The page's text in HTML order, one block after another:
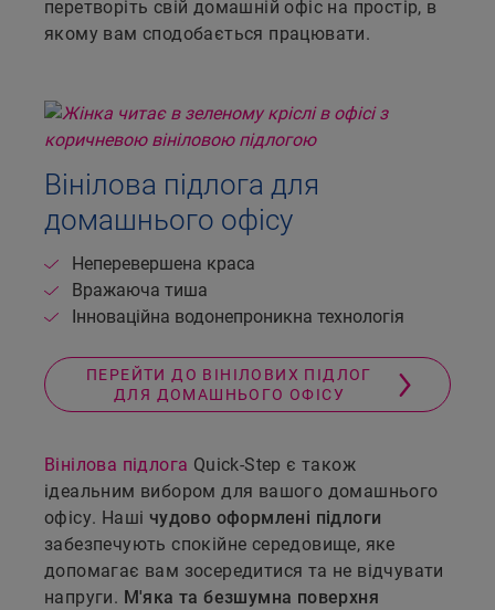
перетворіть свій домашній офіс на простір, в
якому вам сподобається працювати.
Вінілова підлога для
домашнього офісу
Неперевершена краса
Вражаюча тиша
Інноваційна водонепроникна технологія
ПЕРЕЙТИ ДО ВІНІЛОВИХ ПІДЛОГ
ДЛЯ ДОМАШНЬОГО ОФІСУ
Вінілова підлога Quick-Step є також
ідеальним вибором для вашого домашнього
офісу. Наші чудово оформлені підлоги
забезпечують спокійне середовище, яке
допомагає вам зосередитися та не відчувати
напруги. М'яка та безшумна поверхня